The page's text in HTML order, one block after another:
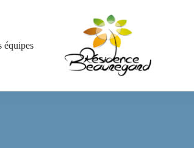
équipes